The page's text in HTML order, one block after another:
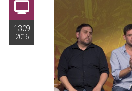
13.09
2016